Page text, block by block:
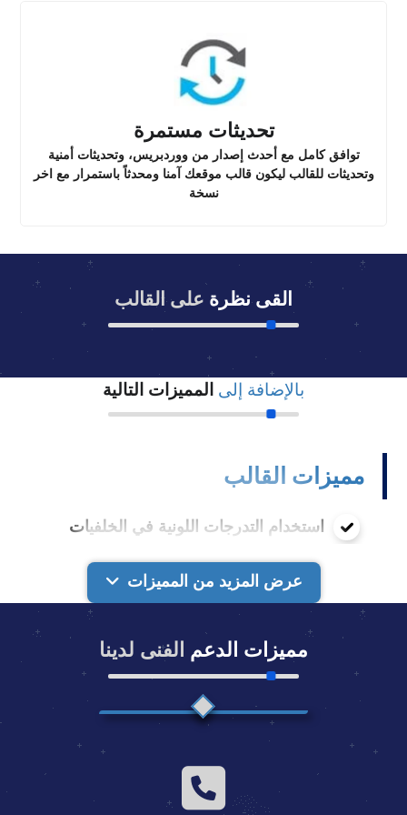
تحديثات مستمرة
توافق كامل مع أحدث إصدار من ووردبريس، وتحديثات أمنية
وتحديثات للقالب ليكون قالب موقعك آمنا ومحدثاً باستمرار مع اخر
نسخة
القى نظرة على القالب
بالإضافة إلى المميزات التالية
مميزات القالب
استخدام التدرجات اللونية في الخلفيات
القالب متوافق مع Mobile Friendly بشكل
متوافق مع جميع شاشات العرض وأجهزة
الكمبيوتر المختلفة والتابلت والموبايل
استخدام أيقونات Font Awesome النصية
بدلا من الأيقونات الصورية
عرض المزيد من المميزات
مميزات الدعم الفنى لدينا